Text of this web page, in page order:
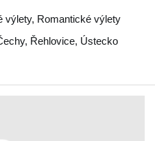
výlety, Romantické výlety
, Řehlovice, Ústecko